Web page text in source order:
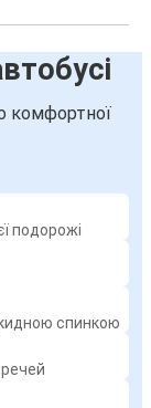
комфортної
подорожі
спинкою